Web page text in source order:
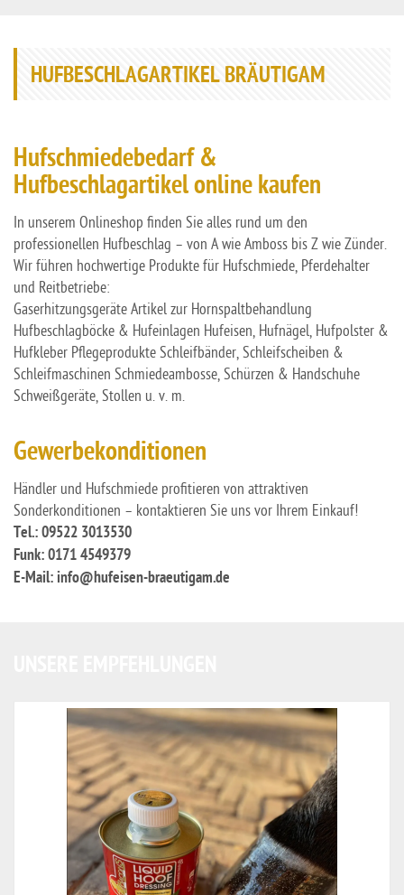
HUFBESCHLAGARTIKEL BRÄUTIGAM
Hufschmiedebedarf &
Hufbeschlagartikel online kaufen
In unserem Onlineshop finden Sie alles rund um den
professionellen Hufbeschlag – von A wie Amboss bis Z wie Zünder.
Wir führen hochwertige Produkte für Hufschmiede, Pferdehalter
und Reitbetriebe:
Gaserhitzungsgeräte Artikel zur Hornspaltbehandlung
Hufbeschlagböcke & Hufeinlagen Hufeisen, Hufnägel, Hufpolster &
Hufkleber Pflegeprodukte Schleifbänder, Schleifscheiben &
Schleifmaschinen Schmiedeambosse, Schürzen & Handschuhe
Schweißgeräte, Stollen u. v. m.
Gewerbekonditionen
Händler und Hufschmiede profitieren von attraktiven
Sonderkonditionen – kontaktieren Sie uns vor Ihrem Einkauf!
Tel.: 09522 3013530
Funk: 0171 4549379
E-Mail: info@hufeisen-braeutigam.de